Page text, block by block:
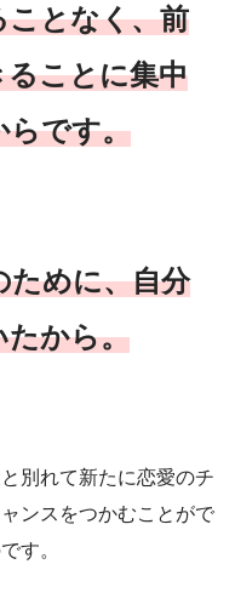
となく、前
ことに集中
らです。
ために、自分
たから。
別れて新たに恋愛のチ
ンスをつかむことがで
す。